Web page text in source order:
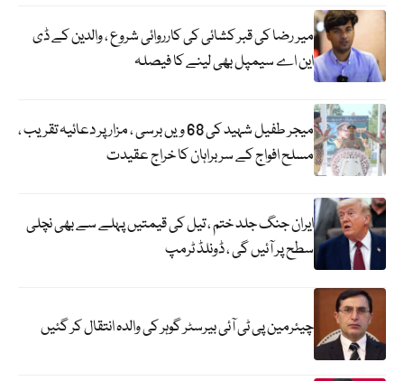
میر رضا کی قبر کشائی کی کارروائی شروع ، والدین کے ڈی
این اے سیمپل بھی لینے کا فیصلہ
میجر طفیل شہید کی 68 ویں برسی ، مزار پر دعائیہ تقریب ،
مسلح افواج کے سربراہان کا خراج عقیدت
ایران جنگ جلد ختم ، تیل کی قیمتیں پہلے سے بھی نچلی
سطح پر آئیں گی ، ڈونلڈ ٹرمپ
چیئرمین پی ٹی آئی بیرسٹر گوہر کی والدہ انتقال کر گئیں